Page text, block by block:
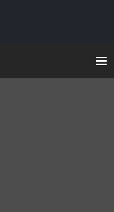
Toggle navigation